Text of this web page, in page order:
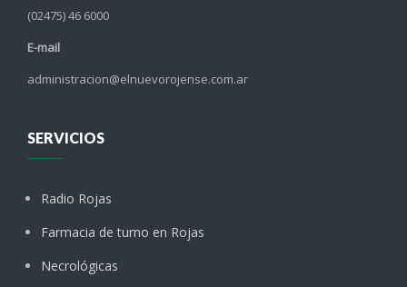
(02475) 46 6000
E-mail
administracion@elnuevorojense.com.ar
SERVICIOS
Radio Rojas
Farmacia de turno en Rojas
Necrológicas